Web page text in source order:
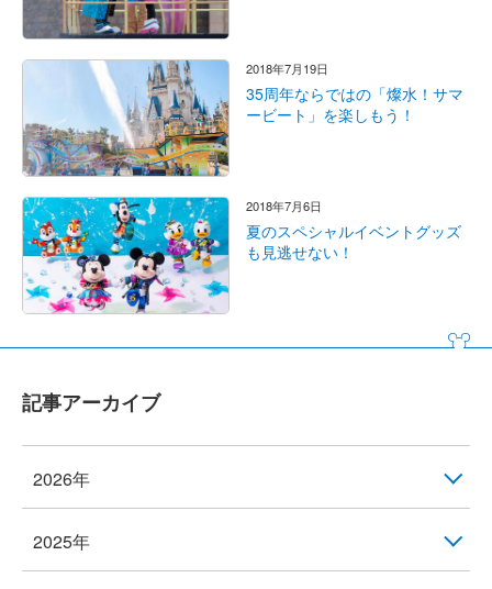
2018年7月19日
35周年ならではの「燦水！サマ
ービート」を楽しもう！
2018年7月6日
夏のスペシャルイベントグッズ
も見逃せない！
記事アーカイブ
2026年
2025年